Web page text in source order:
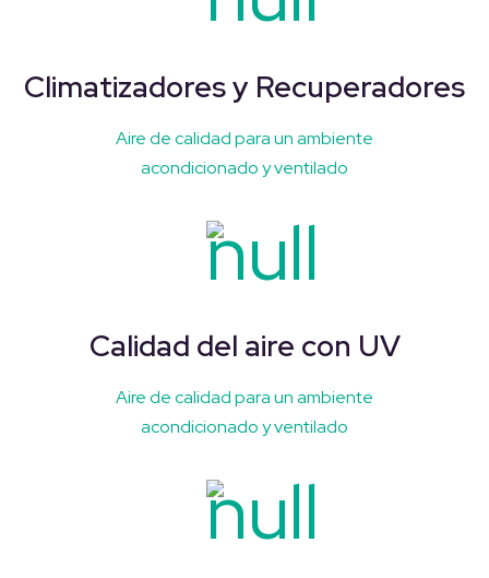
Climatizadores y Recuperadores
Aire de calidad para un ambiente
acondicionado y ventilado
Calidad del aire con UV
Aire de calidad para un ambiente
acondicionado y ventilado